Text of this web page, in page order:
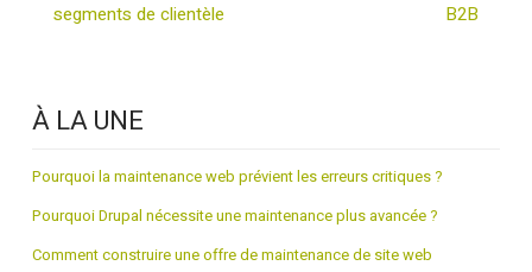
segments de clientèle
B2B
À LA UNE
Pourquoi la maintenance web prévient les erreurs critiques ?
Pourquoi Drupal nécessite une maintenance plus avancée ?
Comment construire une offre de maintenance de site web